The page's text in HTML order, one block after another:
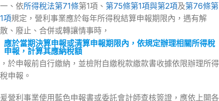
一、依所得稅法第71條第1項、 第75條第1項與第2項及第76條第
1項規定，營利事業應於每年所得稅結算申報期限內，遇有解
散、廢止、合併或轉讓情事時，
應於當期決算申報或清算申報期限內，依規定辦理相關所得稅
申報，計算其應納稅額
，於申報前自行繳納，並檢附自繳稅款繳款書收據依限辦理所得
稅申報。
爰營利事業使用藍色申報書或委託會計師查核簽證，應依上開各